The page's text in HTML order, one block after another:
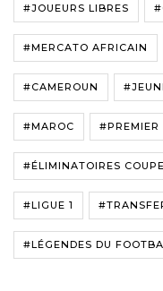
#JOUEURS LIBRES
#MERCATO AFRICAIN
#CAMEROUN
#MAROC #PREMIER
#ÉLIMINATOIRES
#LIGUE 1
#LÉGENDES DU